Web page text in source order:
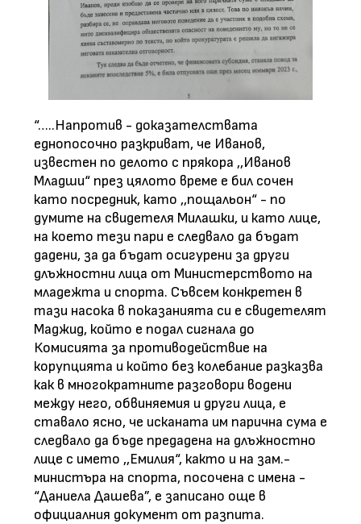
“…..Напротив - доказателствата
еднопосочно разкриват, че Иванов,
известен по делото с прякора ,,Иванов
Младши“ през цялото времe e бил сочен
като посредник, като ,,пощальон“ - по
думите на свидетеля Милашки, и като лице,
на което тези пари e следвало да бъдат
дадени, за да бъдат осигурени зa други
длъжностни лица от Министерството на
младежта и спорта. Съвсем конкретен в
тази насока в показанията си е свидетелят
Маджид, който е подал сигнала дo
Комисията за противодействие на
корупцията и който без колебание разказва
как в многократните разговори водени
мeждy него, обвиняемия и други лица, е
ставало ясно, че исканата им пapичнa cyмa е
следвало да бъде предадена на длъжностно
лице с името ,,Емилия“, както и на зам.-
министъра на спорта, посочена с имена -
“Даниела Дашева”, е записано още в
официалния документ от разпита.